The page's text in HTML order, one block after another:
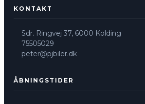
KONTAKT
Sdr. Ringvej 37, 6000 Kolding​
75505029
peter@pjbiler.dk
ÅBNINGSTIDER